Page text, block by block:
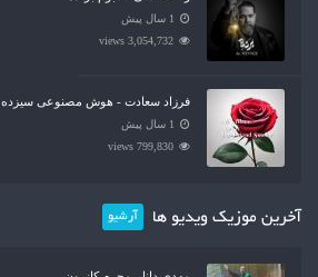
1 سال پیش
3,054,732 views
فرزاد سعادت - هوش مصنوعی سیزده
1 سال پیش
799,830 views
آخرین موزیک ویدیو ها آرشیو